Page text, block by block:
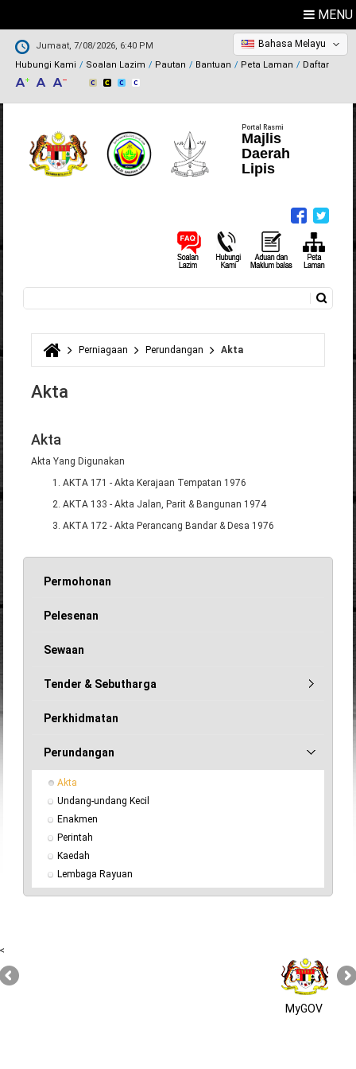
MENU
Jumaat, 7/08/2026, 6:40 PM
Hubungi Kami
Soalan Lazim Pautan Bantuan Peta Laman Daftar
Bahasa Melayu
Portal Rasmi
Majlis
Daerah
Lipis
Borang carian
Anda di sini
Perniagaan Perundangan Akta
Akta
Akta
Akta Yang Digunakan
AKTA 171 - Akta Kerajaan Tempatan 1976
AKTA 133 - Akta Jalan, Parit & Bangunan 1974
AKTA 172 - Akta Perancang Bandar & Desa 1976
Permohonan
Pelesenan
Sewaan
Tender & Sebutharga
Perkhidmatan
Perundangan
Akta
Undang-undang Kecil
Enakmen
Perintah
Kaedah
Lembaga Rayuan
<
MyGOV